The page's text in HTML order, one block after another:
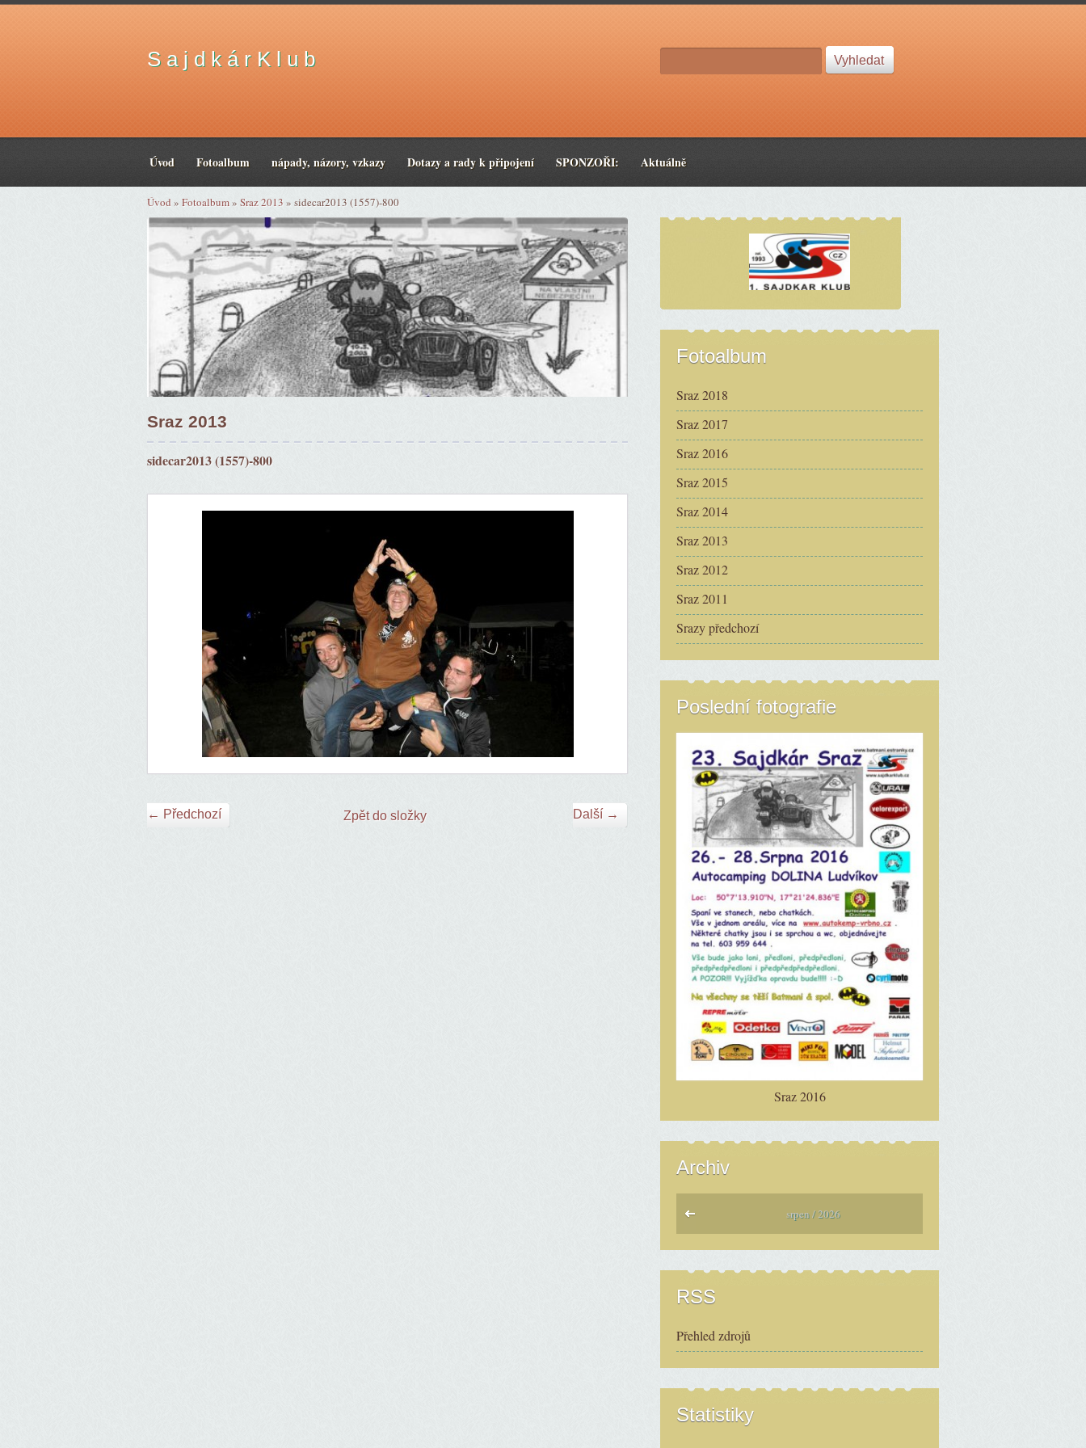
S a j d k á r K l u b
Úvod Fotoalbum nápady, názory, vzkazy Dotazy a rady k připojení SPONZOŘI: Aktuálně
Úvod » Fotoalbum» Sraz 2013 » sidecar2013 (1557)-800
Sraz 2013
sidecar2013 (1557)-800
← Předchozí Další →
Zpět do složky
Fotoalbum
Sraz 2018
Sraz 2017
Sraz 2016
Sraz 2015
Sraz 2014
Sraz 2013
Sraz 2012
Sraz 2011
Srazy předchozí
Poslední fotografie
Sraz 2016
Archiv
srpen / 2026
RSS
Přehled zdrojů
Statistiky